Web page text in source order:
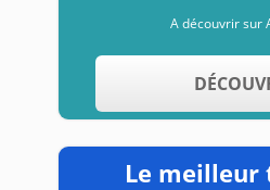
A découvrir sur
Le meilleur